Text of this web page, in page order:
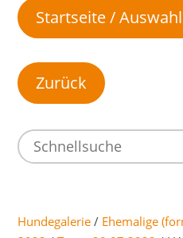
Startseite /
Hundegalerie / Ehemalige